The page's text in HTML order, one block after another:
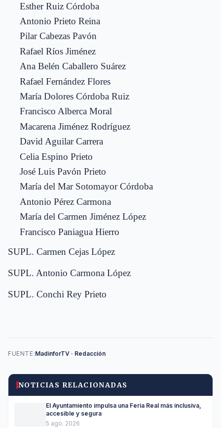
Esther Ruiz Córdoba
Antonio Prieto Reina
Pilar Cabezas Pavón
Rafael Ríos Jiménez
Ana Belén Caballero Suárez
Rafael Fernández Flores
María Dolores Córdoba Ruiz
Francisco Alberca Moral
Macarena Jiménez Rodríguez
David Aguilar Carrera
Celia Espino Prieto
José Luis Pavón Prieto
María del Mar Sotomayor Córdoba
Antonio Pérez Carmona
María del Carmen Jiménez López
Francisco Paniagua Hierro
SUPL. Carmen Cejas López
SUPL. Antonio Carmona López
SUPL. Conchi Rey Prieto
FUENTE:MadinforTV · Redacción
NOTICIAS RELACIONADAS
El Ayuntamiento impulsa una Feria Real más inclusiva,
accesible y segura
5 ago. 2026